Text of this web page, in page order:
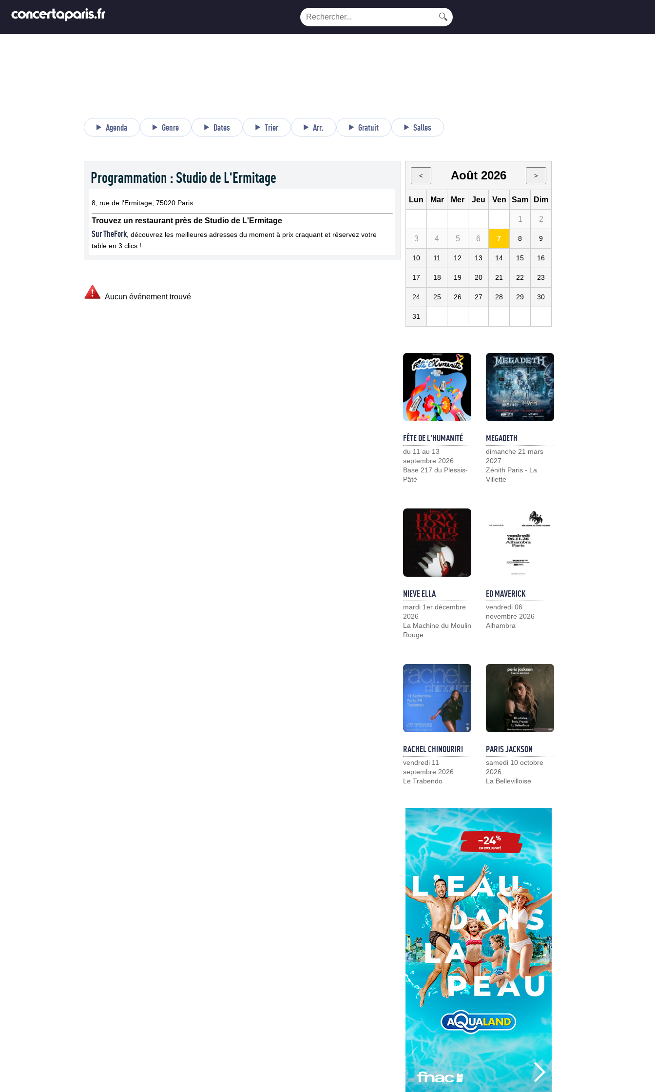
🔍
Agenda Genre Dates Trier Arr. Gratuit Salles
Programmation : Studio de L'Ermitage
8, rue de l'Ermitage, 75020 Paris
Trouvez un restaurant près de Studio de L'Ermitage
Sur TheFork , découvrez les meilleures adresses du moment à prix craquant et réservez votre
table en 3 clics !
Aucun événement trouvé
< Août 2026 >
Lun Mar Mer Jeu Ven Sam Dim
1 2
3 4 5 6 7 8 9
10 11 12 13 14 15 16
17 18 19 20 21 22 23
24 25 26 27 28 29 30
31
FÊTE DE L'HUMANITÉ
du 11 au 13
septembre 2026
Base 217 du Plessis-
Pâté
MEGADETH
dimanche 21 mars
2027
Zénith Paris - La
Villette
NIEVE ELLA
mardi 1er décembre
2026
La Machine du Moulin
Rouge
ED MAVERICK
vendredi 06
novembre 2026
Alhambra
RACHEL CHINOURIRI
vendredi 11
septembre 2026
Le Trabendo
PARIS JACKSON
samedi 10 octobre
2026
La Bellevilloise